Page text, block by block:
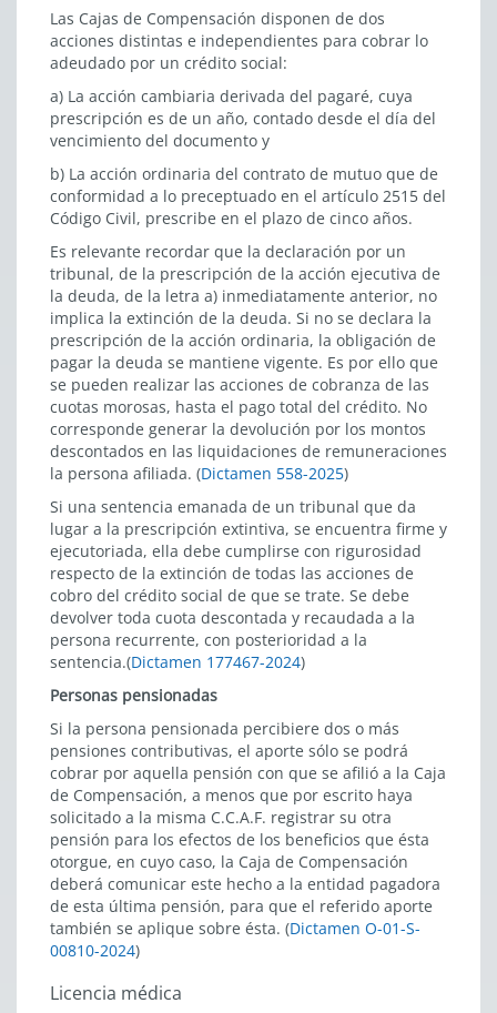
Las Cajas de Compensación disponen de dos
acciones distintas e independientes para cobrar lo
adeudado por un crédito social:
a) La acción cambiaria derivada del pagaré, cuya
prescripción es de un año, contado desde el día del
vencimiento del documento y
b) La acción ordinaria del contrato de mutuo que de
conformidad a lo preceptuado en el artículo 2515 del
Código Civil, prescribe en el plazo de cinco años.
Es relevante recordar que la declaración por un
tribunal, de la prescripción de la acción ejecutiva de
la deuda, de la letra a) inmediatamente anterior, no
implica la extinción de la deuda. Si no se declara la
prescripción de la acción ordinaria, la obligación de
pagar la deuda se mantiene vigente. Es por ello que
se pueden realizar las acciones de cobranza de las
cuotas morosas, hasta el pago total del crédito. No
corresponde generar la devolución por los montos
descontados en las liquidaciones de remuneraciones
la persona afiliada. (Dictamen 558-2025)
Si una sentencia emanada de un tribunal que da
lugar a la prescripción extintiva, se encuentra firme y
ejecutoriada, ella debe cumplirse con rigurosidad
respecto de la extinción de todas las acciones de
cobro del crédito social de que se trate. Se debe
devolver toda cuota descontada y recaudada a la
persona recurrente, con posterioridad a la
sentencia.(Dictamen 177467-2024)
Personas pensionadas
Si la persona pensionada percibiere dos o más
pensiones contributivas, el aporte sólo se podrá
cobrar por aquella pensión con que se afilió a la Caja
de Compensación, a menos que por escrito haya
solicitado a la misma C.C.A.F. registrar su otra
pensión para los efectos de los beneficios que ésta
otorgue, en cuyo caso, la Caja de Compensación
deberá comunicar este hecho a la entidad pagadora
de esta última pensión, para que el referido aporte
también se aplique sobre ésta. (Dictamen O-01-S-
00810-2024)
Licencia médica